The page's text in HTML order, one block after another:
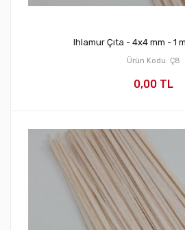
Ihlamur Çıta - 4x4 mm - 1
Ürün Kodu: Ç8
0,00 TL